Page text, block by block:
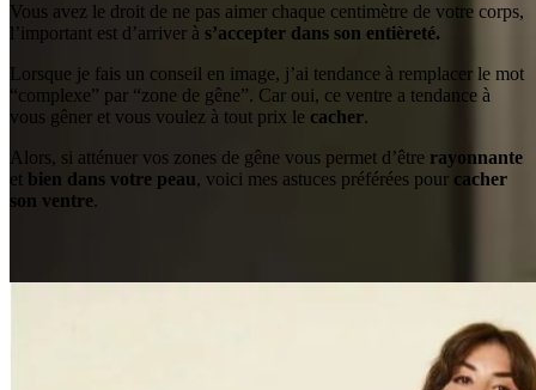
Vous avez le droit de ne pas aimer chaque centimètre de votre corps,
l’important est d’arriver à s’accepter dans son entièreté.
Lorsque je fais un conseil en image, j’ai tendance à remplacer le mot
“complexe” par “zone de gêne”. Car oui, ce ventre a tendance à
vous gêner et vous voulez à tout prix le cacher.
Alors, si atténuer vos zones de gêne vous permet d’être rayonnante
et bien dans votre peau, voici mes astuces préférées pour cacher
son ventre.